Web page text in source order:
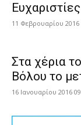
11 Φεβρουαρίου 2016
Στα χέρια
Βόλου το
16 Ιανουαρίου 2016